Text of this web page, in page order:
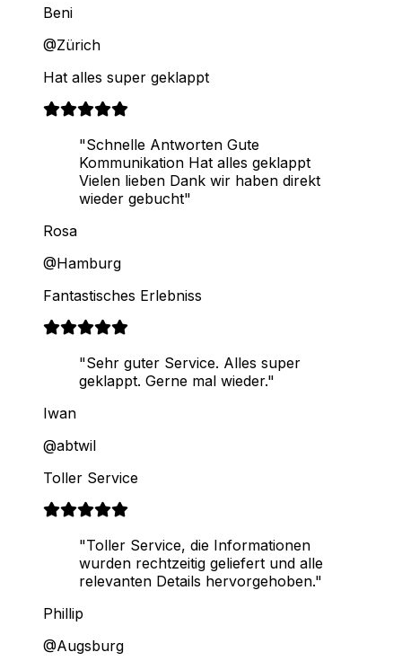
Beni
@Zürich
Hat alles super geklappt
"Schnelle Antworten Gute
Kommunikation Hat alles geklappt
Vielen lieben Dank wir haben direkt
wieder gebucht"
Rosa
@Hamburg
Fantastisches Erlebniss
"Sehr guter Service. Alles super
geklappt. Gerne mal wieder."
Iwan
@abtwil
Toller Service
"Toller Service, die Informationen
wurden rechtzeitig geliefert und alle
relevanten Details hervorgehoben."
Phillip
@Augsburg